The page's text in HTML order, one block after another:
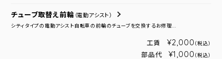
チューブ取替え前輪 （電動アシスト）
シティタイプの電動アシスト自転車の前輪のチューブを交換するお修理...
工賃 ¥2,000 （税込）
部品代 ¥1,000 （税込）